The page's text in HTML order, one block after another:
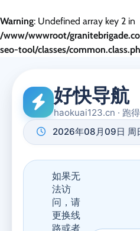
Warning: Undefined array key 2 in
/www/wwwroot/
seo-tool/classes/